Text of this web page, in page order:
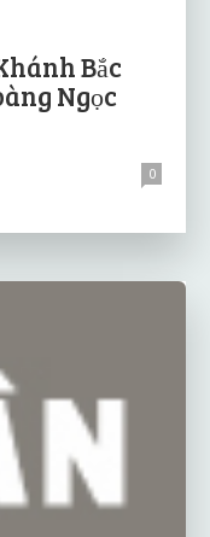
Bắc
Ngọc
0